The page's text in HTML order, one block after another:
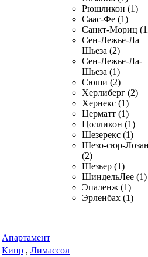
Рюшликон (1)
Саас-Фе (1)
Санкт-Мориц
Сен-Лежье-Ла
Шьеза (2)
Сен-Лежье-Ла-
Шьеза (1)
Сюши (2)
Херлиберг (2)
Хернекс (1)
Церматт (1)
Цолликон (1)
Шезерекс (1)
Шезо-сюр-
(2)
Шезьер (1)
ШиндельЛее (1)
Эпаленж (1)
Эрленбах (1)
Апартамент
Кипр , Лимассол